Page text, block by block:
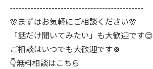
---------------------------------------------
🌸まずはお気軽にご相談ください🌸
「話だけ聞いてみたい」も大歓迎です😊
ご相談はいつでも大歓迎です🍀
👇無料相談はこちら